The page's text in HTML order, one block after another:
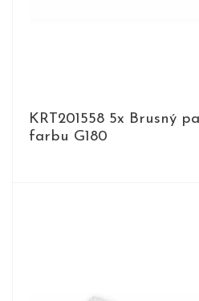
KRT201558 5x Brusný
farbu G180